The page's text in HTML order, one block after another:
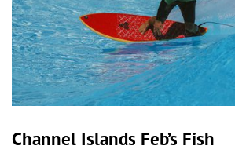
Channel Islands Feb’s Fish